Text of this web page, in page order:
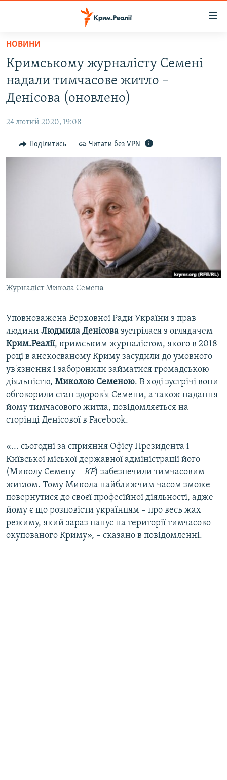
Перейти
основного
матеріалу
Перейти
до
основної
Перейти
до
ВОДА.КРИМ
ВІДЕО ТА ФОТО
БЛОГИ
ПОГЛЯД
ВІДЕОУРОКИ «ELIFBE»
СВІДЧЕННЯ ОКУПАЦІЇ
УКРАЇНСЬКА ПРОБЛЕМА КРИМУ
ІНФОГРАФІКА
ЯК ОБІЙТИ БЛОКУВАННЯ
ДОЛУЧАЙСЯ!
Усі сайти RFE/RL
НОВИНИ
Кримському журналісту Семені
надали тимчасове житло –
Денісова (оновлено)
24 лютий 2020, 19:08
Поділитись Читати без VPN
Журналіст Микола Семена
Уповноважена Верховної Ради України з прав
людини Людмила Денісова зустрілася з оглядачем
Крим.Реалії, кримським журналістом, якого в 2018
році в анекосваному Криму засудили до умовного
ув'язнення і заборонили займатися громадською
діяльністю, Миколою Семеною. В ході зустрічі вони
обговорили стан здоров'я Семени, а також надання
йому тимчасового житла, повідомляється на
сторінці Денісової в Facebook.
«... сьогодні за сприяння Офісу Президента і
Київської міської державної адміністрації його
(Миколу Семену – КР) забезпечили тимчасовим
житлом. Тому Микола найближчим часом зможе
повернутися до своєї професійної діяльності, адже
йому є що розповісти українцям – про весь жах
режиму, який зараз панує на території тимчасово
окупованого Криму», – сказано в повідомленні.